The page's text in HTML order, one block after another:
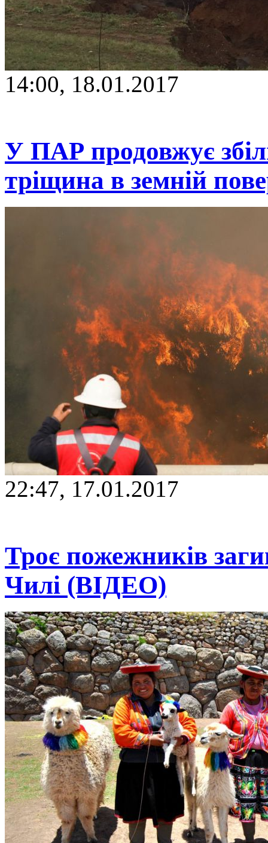
14:00, 18.01.2017
У ПАР продовжує
тріщина в земній
22:47, 17.01.2017
Троє пожежників
Чилі (ВІДЕО)